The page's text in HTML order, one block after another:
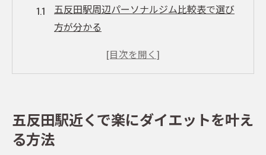
五反田駅周辺パーソナルジム比較表で選び
方が分かる
無理なく続くダイエット生活の始め方
パーソナルジム活用で無理なく理想体型へ
理想体型へ導くパーソナルジム活用ポイン
五反田駅近くで楽にダイエットを叶え
る方法